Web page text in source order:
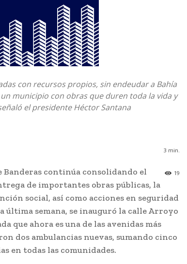
con recursos propios, sin endeudar a Bahía
municipio con obras que duren toda la vida y
el presidente Héctor Santana
3 min.
19
continúa consolidando el
de importantes obras públicas, la
social, así como acciones en seguridad
última semana, se inauguró la calle Arroyo
que ahora es una de las avenidas más
dos ambulancias nuevas, sumando cinco
en todas las comunidades.